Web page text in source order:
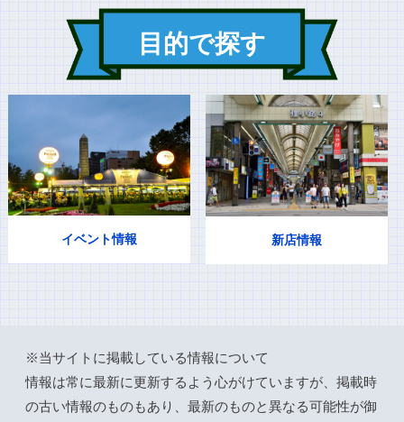
目的で探す
イベント情報 新店情報
※当サイトに掲載している情報について
情報は常に最新に更新するよう心がけていますが、掲載時
の古い情報のものもあり、最新のものと異なる可能性が御